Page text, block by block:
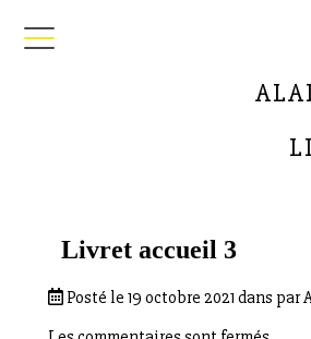
Livret accueil 3
Posté le 19 octobre 2021 dans